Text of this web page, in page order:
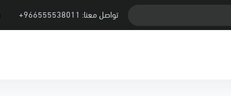
تواصل معنا: +966555538011